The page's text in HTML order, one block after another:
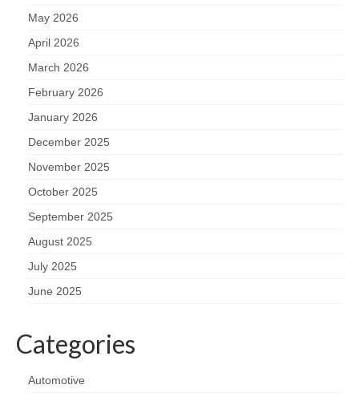
May 2026
April 2026
March 2026
February 2026
January 2026
December 2025
November 2025
October 2025
September 2025
August 2025
July 2025
June 2025
Categories
Automotive